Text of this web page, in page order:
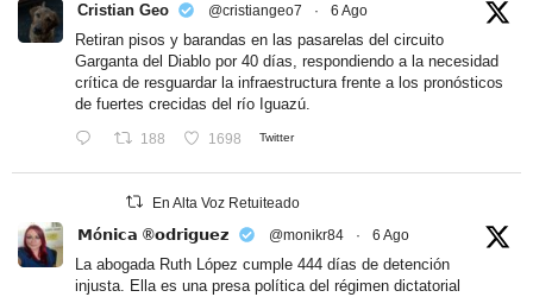
Cristian Geo @cristiangeo7 · 6 Ago
Retiran pisos y barandas en las pasarelas del circuito
Garganta del Diablo por 40 días, respondiendo a la necesidad
crítica de resguardar la infraestructura frente a los pronósticos
de fuertes crecidas del río Iguazú.
188 1698 Twitter
En Alta Voz Retuiteado
𝗠ó𝗻𝗶𝗰𝗮 ®𝗼𝗱𝗿𝗶𝗴𝘂𝗲𝘇 @monikr84 · 6 Ago
La abogada Ruth López cumple 444 días de detención
injusta. Ella es una presa política del régimen dictatorial